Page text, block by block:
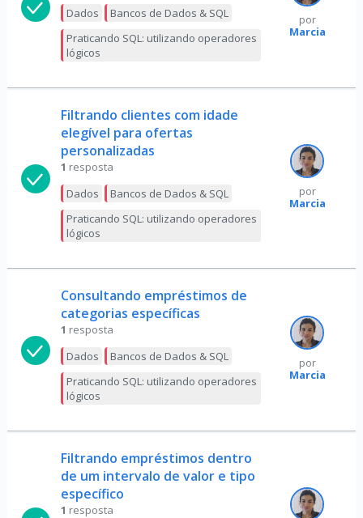
Dados
Bancos de Dados & SQL
Praticando SQL: utilizando operadores
lógicos
por
Marcia
Filtrando clientes com idade
elegível para ofertas
personalizadas
1 resposta
Dados
Bancos de Dados & SQL
Praticando SQL: utilizando operadores
lógicos
por
Marcia
Consultando empréstimos de
categorias específicas
1 resposta
Dados
Bancos de Dados & SQL
Praticando SQL: utilizando operadores
lógicos
por
Marcia
Filtrando empréstimos dentro
de um intervalo de valor e tipo
específico
1 resposta